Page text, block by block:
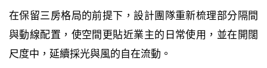
在保留三房格局的前提下，設計團隊重新梳理部分隔間
與動線配置，使空間更貼近業主的日常使用，並在開闊
尺度中，延續採光與風的自在流動。